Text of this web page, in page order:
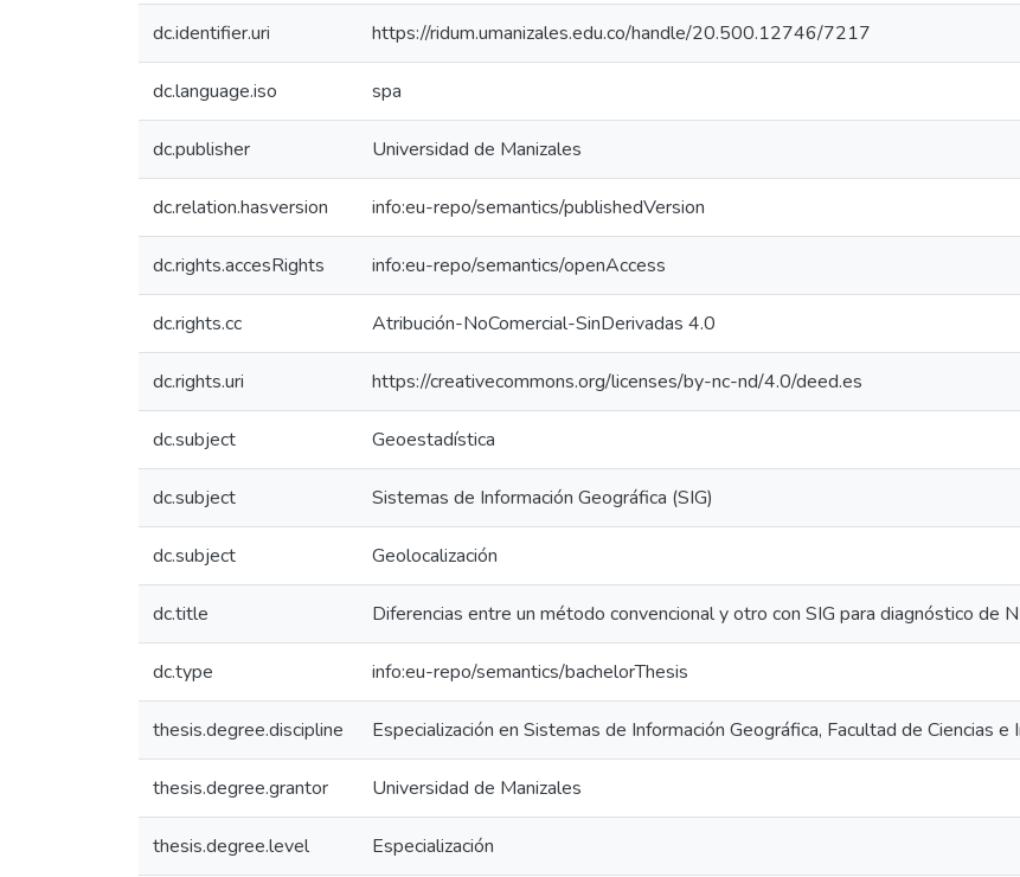
dc.identifier.uri https://ridum.umanizales.edu.co/handle/20.500.12746/7217
dc.language.iso spa
dc.publisher Universidad de Manizales
dc.relation.hasversion info:eu-repo/semantics/publishedVersion
dc.rights.accesRights info:eu-repo/semantics/openAccess
dc.rights.cc Atribución-NoComercial-SinDerivadas 4.0
dc.rights.uri https://creativecommons.org/licenses/by-nc-nd/4.0/deed.es
dc.subject Geoestadística
dc.subject Sistemas de Información Geográfica (SIG)
dc.subject Geolocalización
dc.title Diferencias entre un método convencional y otro con SIG para diagnóstico de
dc.type info:eu-repo/semantics/bachelorThesis
thesis.degree.discipline Especialización en Sistemas de Información Geográfica, Facultad de Ciencias e
thesis.degree.grantor Universidad de Manizales
thesis.degree.level Especialización